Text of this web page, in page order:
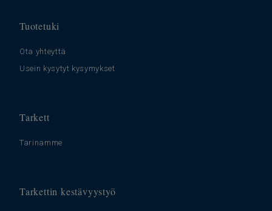
Tuotetuki
Ota yhteyttä
Usein kysytyt kysymykset
Tarkett
Tarinamme
Tarkettin kestävyystyö